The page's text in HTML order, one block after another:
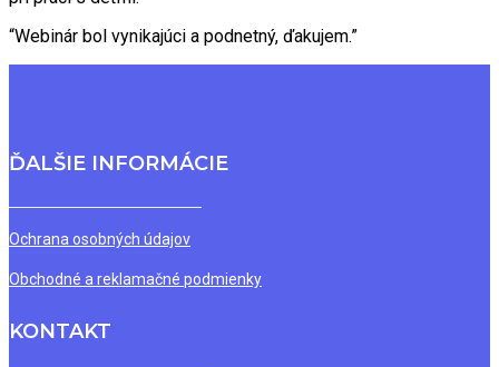
“Webinár bol vynikajúci a podnetný, ďakujem.”
ĎALŠIE INFORMÁCIE
Ochrana osobných údajov
Obchodné a reklamačné podmienky
KONTAKT